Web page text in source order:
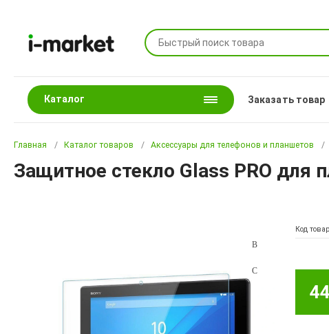
Каталог Заказать товар
Главная Каталог товаров Аксессуары для телефонов и планшетов
Защитное стекло Glass PRO для
Код